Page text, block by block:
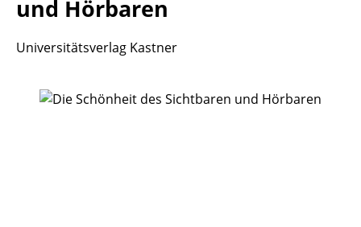
und Hörbaren
Universitätsverlag Kastner
Bildergalerie überspringen